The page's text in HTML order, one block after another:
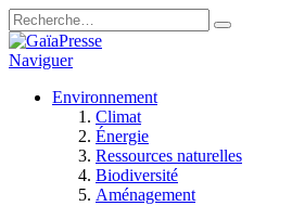
Naviguer
Environnement
Climat
Énergie
Ressources naturelles
Biodiversité
Aménagement